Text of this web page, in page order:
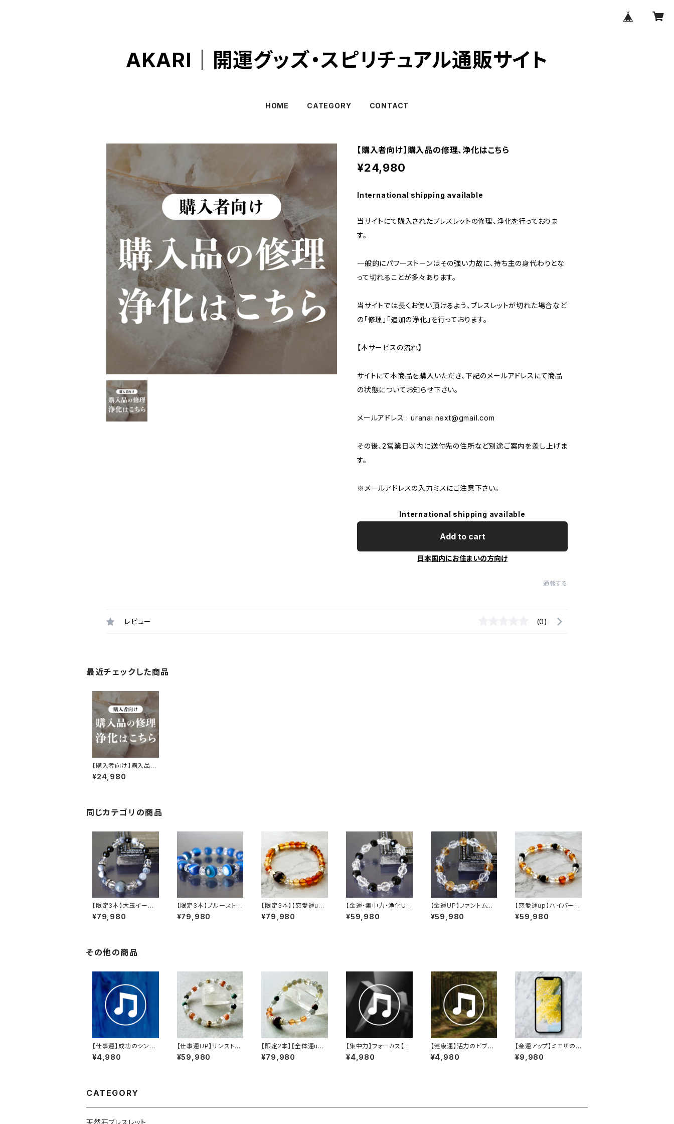
AKARI｜開運グッズ・スピリチュアル通販サイト
HOME CATEGORY CONTACT
【購入者向け】購入品の修理、浄化はこちら
¥24,980
International shipping available
当サイトにて購入されたブレスレットの修理、浄化を行っておりま
す。
一般的にパワーストーンはその強い力故に、持ち主の身代わりとな
って切れることが多々あります。
当サイトでは長くお使い頂けるよう、ブレスレットが切れた場合など
の「修理」「追加の浄化」を行っております。
【本サービスの流れ】
サイトにて本商品を購入いただき、下記のメールアドレスにて商品
の状態についてお知らせ下さい。
メールアドレス :uranai.next@gmail.com
その後、2営業日以内に送付先の住所など別途ご案内を差し上げま
す。
※メールアドレスの入力ミスにご注意下さい。
International shipping available
Add to cart
日本国内にお住まいの方向け
通報する
レビュー (0)
最近チェックした商品
【購入者向け】購入品の
修理、浄化はこちら
¥24,980
同じカテゴリの商品
【限定3本】大玉イーグ
ルアイ×ジェイド×天然
水晶×オニキス天然石ブ
¥79,980
【限定3本】ブルーストラ
イプアゲート（青縞瑪
瑙）の天然石ブレスレッ
¥79,980
【限定3本】【恋愛運up】
レピドライト×カーネリ
アン×シトリン×ミルキー
¥79,980
【金運・集中力・浄化U
P】煌く64面カット水晶
×オニキスの天然石ブレ
¥59,980
【金運UP】ファントムシ
トリン×スターラウンド
カット水晶の煌く天然石
¥59,980
【恋愛運up】ハイパーシ
ーン×ミルキークォーツ
×カーネリアン×シトリ
¥59,980
その他の商品
【仕事運】成功のシンフ
ォニー【仕事運を呼ぶ調
和】
¥4,980
【仕事運UP】サンストー
ン×ラブラドライト×クラ
ウディクオーツ×ヒスイ
¥59,980
【限定2本】【全体運up】
レピドライト×カーネリ
アン×ミルキークォーツ
¥79,980
【集中力】フォーカス【思
考明瞭メロディ】
¥4,980
【健康運】活力のビブラ
ート【健康と活力のため
の音】
¥4,980
【金運アップ】ミモザの
待ち受け画面
¥9,980
CATEGORY
天然石ブレスレット